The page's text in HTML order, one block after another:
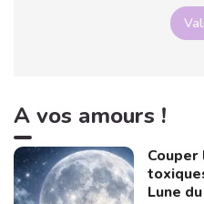
A vos amours !
Lune